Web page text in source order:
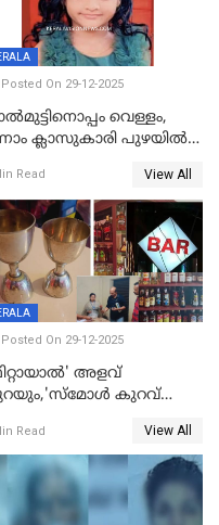
Posted On 29-12-2025
വെള്ളം,
ക്ലാസുകാരി പുഴയിൽ
Read View All
Posted On 29-12-2025
അളവ്
കുറവ്
Read View All